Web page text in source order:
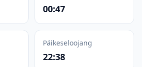
00:47
Päikeseloojang
22:38